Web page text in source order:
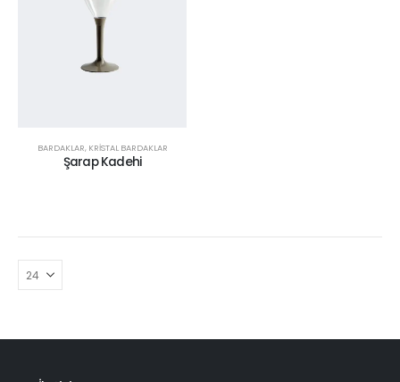
BARDAKLAR, KRISTAL BARDAKLAR
Şarap Kadehi